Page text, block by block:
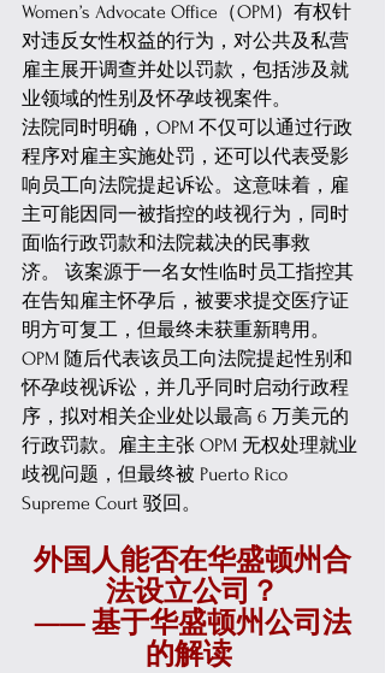
Women’s Advocate Office（OPM）有权针
对违反女性权益的行为，对公共及私营
雇主展开调查并处以罚款，包括涉及就
业领域的性别及怀孕歧视案件。
法院同时明确，OPM 不仅可以通过行政
程序对雇主实施处罚，还可以代表受影
响员工向法院提起诉讼。这意味着，雇
主可能因同一被指控的歧视行为，同时
面临行政罚款和法院裁决的民事救
济。 该案源于一名女性临时员工指控其
在告知雇主怀孕后，被要求提交医疗证
明方可复工，但最终未获重新聘用。
OPM 随后代表该员工向法院提起性别和
怀孕歧视诉讼，并几乎同时启动行政程
序，拟对相关企业处以最高 6 万美元的
行政罚款。雇主主张 OPM 无权处理就业
歧视问题，但最终被 Puerto Rico
Supreme Court 驳回。
外国人能否在华盛顿州合
法设立公司？
—— 基于华盛顿州公司法
的解读